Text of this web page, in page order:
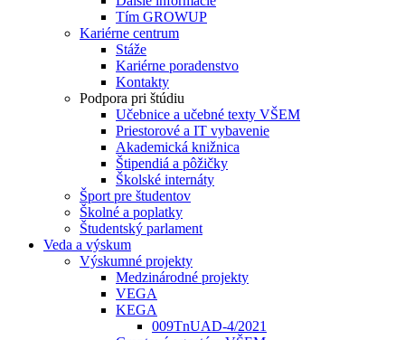
Tím GROWUP
Kariérne centrum
Stáže
Kariérne poradenstvo
Kontakty
Podpora pri štúdiu
Učebnice a učebné texty VŠEM
Priestorové a IT vybavenie
Akademická knižnica
Štipendiá a pôžičky
Školské internáty
Šport pre študentov
Školné a poplatky
Študentský parlament
Veda a výskum
Výskumné projekty
Medzinárodné projekty
VEGA
KEGA
009TnUAD-4/2021